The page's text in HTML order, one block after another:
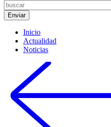
Inicio
Actualidad
Noticias